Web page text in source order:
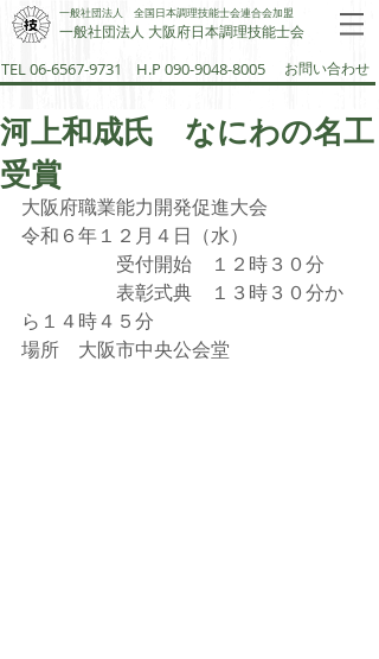
一般社団法人 全国日本調理技能士会連合会加盟
一般社団法人 大阪府日本調理技能士会​
TEL 06-6567-9731 お問い合わせ
H.P 090-9048-8005
河上和成氏 なにわの名工
受賞
大阪府職業能力開発促進大会
令和６年１２月４日（水）
受付開始　１２時３０分
表彰式典　１３時３０分か
ら１４時４５分
場所　大阪市中央公会堂